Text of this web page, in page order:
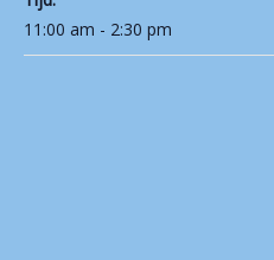
11:00 am - 2:30 pm